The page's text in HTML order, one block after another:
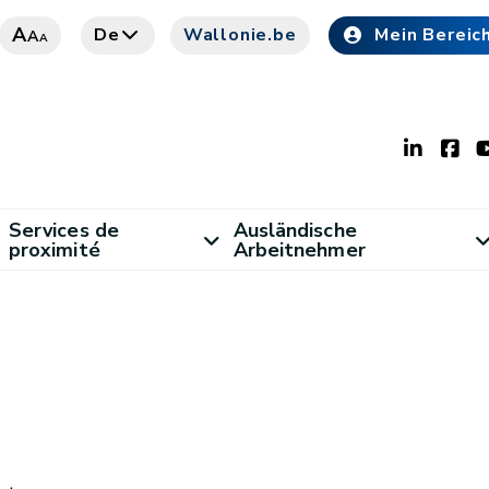
AAA De Wallonie.be Mein
Services de
proximité
Ausländische
Arbeitnehmer